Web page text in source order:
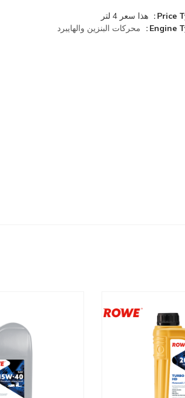
Price
هذا سعر 4 لتر
Engine
محركات البنزين والهايبرد